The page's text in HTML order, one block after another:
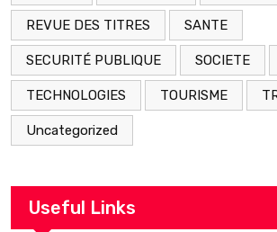
REVUE DES TITRES SANTE
SECURITÉ PUBLIQUE SOCIETE
TECHNOLOGIES TOURISME
Uncategorized
Useful Links